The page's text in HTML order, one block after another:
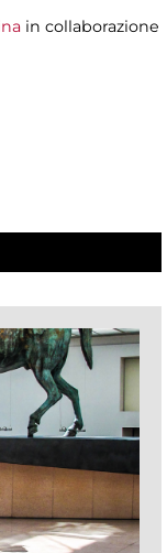
in collaborazione